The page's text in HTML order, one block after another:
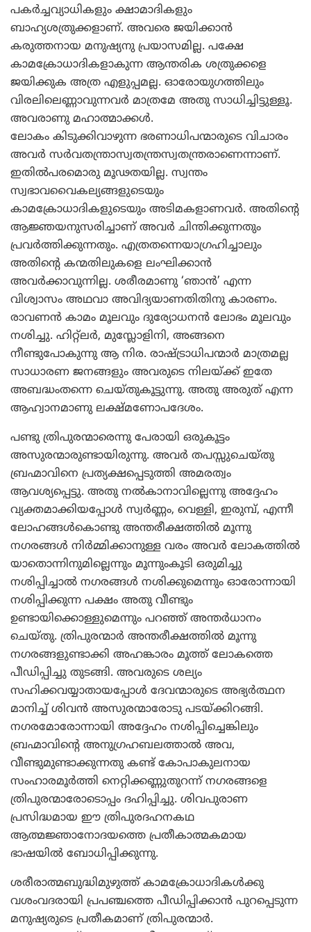
പകര്‍ച്ചവ്യാധികളും ക്ഷാമാദികളും
ബാഹ്യശത്രുക്കളാണ്. അവരെ ജയിക്കാന്‍
കരുത്തനായ മനുഷ്യനു പ്രയാസമില്ല. പക്ഷേ
കാമക്രോധാദികളാകുന്ന ആന്തരിക ശത്രുക്കളെ
ജയിക്കുക അത്ര എളുപ്പമല്ല. ഓരോയുഗത്തിലും
വിരലിലെണ്ണാവുന്നവര്‍ മാത്രമേ അതു സാധിച്ചിട്ടുള്ളൂ.
അവരാണു മഹാത്മാക്കള്‍.
ലോകം കിടുക്കിവാഴുന്ന ഭരണാധിപന്മാരുടെ വിചാരം
അവര്‍ സര്‍വതന്ത്രാസ്വതന്ത്രസ്വതന്ത്രരാണെന്നാണ്.
ഇതില്‍പരമൊരു മൂഢതയില്ല. സ്വന്തം
സ്വഭാവവൈകല്യങ്ങളുടെയും
കാമക്രോധാദികളുടെയും അടിമകളാണവര്‍. അതിന്റെ
ആജ്ഞയനുസരിച്ചാണ് അവര്‍ ചിന്തിക്കുന്നതും
പ്രവര്‍ത്തിക്കുന്നതും. എത്രതന്നെയാഗ്രഹിച്ചാലും
അതിന്റെ കന്മതിലുകളെ ലംഘിക്കാന്‍
അവര്‍ക്കാവുന്നില്ല. ശരീരമാണു ‘ഞാന്‍’ എന്ന
വിശ്വാസം അഥവാ അവിദ്യയാണതിതിനു കാരണം.
രാവണന്‍ കാമം മൂലവും ദുര്യോധനന്‍ ലോഭം മൂലവും
നശിച്ചു. ഹിറ്റ്‌ലര്‍, മുസ്ലോളിനി, അങ്ങനെ
നീണ്ടുപോകുന്നു ആ നിര. രാഷ്ട്രാധിപന്മാര്‍ മാത്രമല്ല
സാധാരണ ജനങ്ങളും അവരുടെ നിലയ്ക്ക് ഇതേ
അബദ്ധംതന്നെ ചെയ്തുകൂട്ടുന്നു. അതു അരുത് എന്ന
ആഹ്വാനമാണു ലക്ഷ്മണോപദേശം.
പണ്ടു ത്രിപുരന്മാരെന്നു പേരായി ഒരുകൂട്ടം
അസുരന്മാരുണ്ടായിരുന്നു. അവര്‍ തപസ്സുചെയ്തു
ബ്രഹ്മാവിനെ പ്രത്യക്ഷപ്പെടുത്തി അമരത്വം
ആവശ്യപ്പെട്ടു. അതു നല്‍കാനാവില്ലെന്നു അദ്ദേഹം
വ്യക്തമാക്കിയപ്പോള്‍ സ്വര്‍ണ്ണം, വെള്ളി, ഇരുമ്പ്, എന്നീ
ലോഹങ്ങള്‍കൊണ്ടു അന്തരീക്ഷത്തില്‍ മൂന്നു
നഗരങ്ങള്‍ നിര്‍മ്മിക്കാനുള്ള വരം അവര്‍ ലോകത്തില്‍
യാതൊന്നിനുമില്ലെന്നും മൂന്നുംകൂടി ഒരുമിച്ചു
നശിപ്പിച്ചാല്‍ നഗരങ്ങള്‍ നശിക്കുമെന്നും ഓരോന്നായി
നശിപ്പിക്കുന്ന പക്ഷം അതു വീണ്ടും
ഉണ്ടായിക്കൊള്ളുമെന്നും പറഞ്ഞ് അന്തര്‍ധാനം
ചെയ്തു. ത്രിപുരന്മാര്‍ അന്തരീക്ഷത്തില്‍ മൂന്നു
നഗരങ്ങളുണ്ടാക്കി അഹങ്കാരം മൂത്ത് ലോകത്തെ
പീഡിപ്പിച്ചു തുടങ്ങി. അവരുടെ ശല്യം
സഹിക്കവയ്യാതായപ്പോള്‍ ദേവന്മാരുടെ അഭ്യര്‍ത്ഥന
മാനിച്ച് ശിവന്‍ അസുരന്മാരോടു പടയ്ക്കിറങ്ങി.
നഗരമോരോന്നായി അദ്ദേഹം നശിപ്പിച്ചെങ്കിലും
ബ്രഹ്മാവിന്റെ അനുഗ്രഹബലത്താല്‍ അവ,
വീണ്ടുമുണ്ടാക്കുന്നതു കണ്ട് കോപാകുലനായ
സംഹാരമൂര്‍ത്തി നെറ്റിക്കണ്ണുതുറന്ന് നഗരങ്ങളെ
ത്രിപുരന്മാരോടൊപ്പം ദഹിപ്പിച്ചു. ശിവപുരാണ
പ്രസിദ്ധമായ ഈ ത്രിപുരദഹനകഥ
ആത്മജ്ഞാനോദയത്തെ പ്രതീകാത്മകമായ
ഭാഷയില്‍ ബോധിപ്പിക്കുന്നു.
ശരീരാത്മബുദ്ധിമുഴുത്ത് കാമക്രോധാദികള്‍ക്കു
വശംവദരായി പ്രപഞ്ചത്തെ പീഡിപ്പിക്കാന്‍ പുറപ്പെടുന്ന
മനുഷ്യരുടെ പ്രതീകമാണ് ത്രിപുരന്മാര്‍.